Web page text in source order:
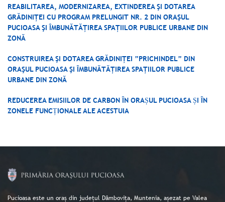
REABILITAREA, MODERNIZAREA, EXTINDEREA ŞI DOTAREA
GRĂDINIŢEI CU PROGRAM PRELUNGIT NR. 2 DIN ORAŞUL
PUCIOASA ŞI ÎMBUNĂTĂŢIREA SPAŢIILOR PUBLICE URBANE DIN
ZONĂ
CONSTRUIREA ŞI DOTAREA GRĂDINIŢEI ”PRICHINDEL” DIN
ORAŞUL PUCIOASA ŞI ÎMBUNĂTĂŢIREA SPAŢIILOR PUBLICE
URBANE DIN ZONĂ
REDUCEREA EMISIILOR DE CARBON ÎN ORAȘUL PUCIOASA ȘI ÎN
ZONELE FUNCȚIONALE ALE ACESTUIA
Pucioasa este un oraș din județul Dâmbovița, Muntenia, așezat pe Valea